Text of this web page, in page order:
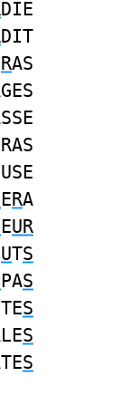
DIE
DIT
RAS
ERA
EUR
UTS
PAS
S
S
S